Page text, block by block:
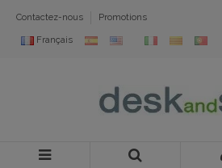
Contactez-nous Promotions
Français